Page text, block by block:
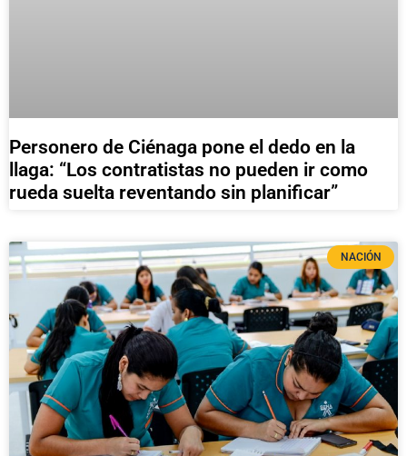
Personero de Ciénaga pone el dedo en la
llaga: “Los contratistas no pueden ir como
rueda suelta reventando sin planificar”
NACIÓN